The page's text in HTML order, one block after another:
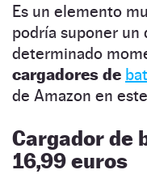
Es un elemento
podría suponer un
determinado
cargadores de
de Amazon en este
Cargador de
16,99 euros